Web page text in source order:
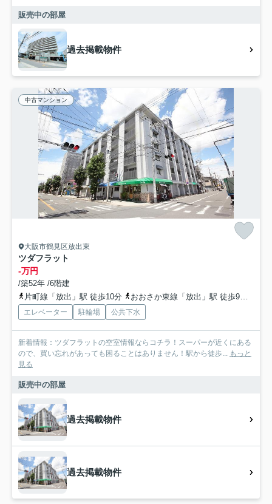
販売中の部屋
過去掲載物件
中古マンション
大阪市鶴見区放出東
ツダフラット
-万円
/築52年 /6階建
片町線「放出」駅 徒歩10分
おおさか東線「放出」駅 徒歩9分
エレベーター 駐輪場 公共下水
新着情報：ツダフラットの空室情報ならコチラ！スーパーが近くにある
ので、買い忘れがあっても困ることはありません！駅から徒歩... もっと
見る
販売中の部屋
過去掲載物件
過去掲載物件